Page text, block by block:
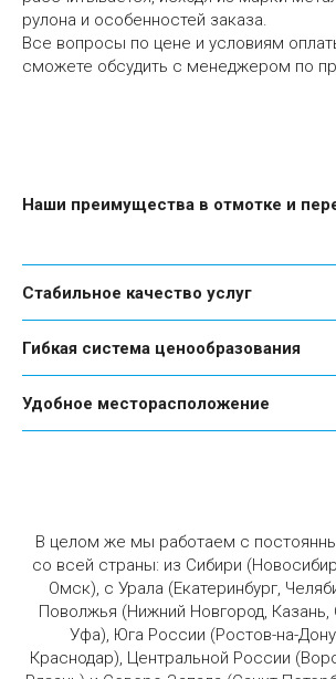
рулона и особенностей заказа.
Все вопросы по цене и условиям
сможете обсудить с менеджером по
Наши преимущества в отмотке и
Стабильное качество услуг
Гибкая система ценообразования
Удобное месторасположение
В целом же мы работаем с
со всей страны: из Сибири
Омск), с Урала (Екатеринбург,
Поволжья (Нижний Новгород,
Уфа), Юга России (Ростов-на-
Краснодар), Центральной России